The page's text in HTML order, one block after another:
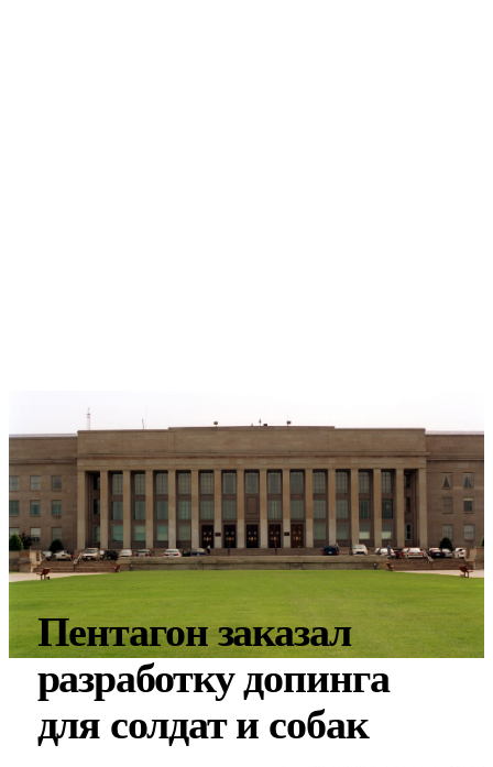
Пентагон заказал
разработку допинга
для солдат и собак